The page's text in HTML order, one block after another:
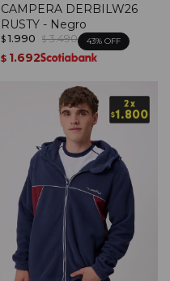
CAMPERA DERBILW26
RUSTY - Negro
$ 1.990 $ 3.490 43
$ 1.692